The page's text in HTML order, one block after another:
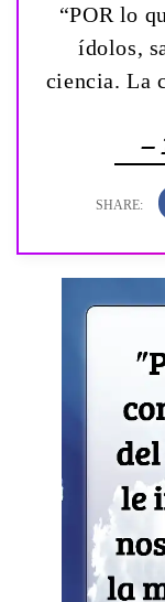
“POR lo
ídolos,
ciencia. La
—